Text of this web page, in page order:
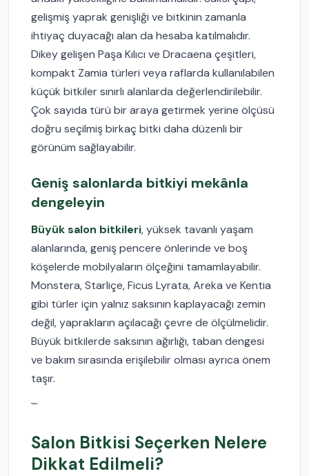
gelişmiş yaprak genişliği ve bitkinin zamanla
ihtiyaç duyacağı alan da hesaba katılmalıdır.
Dikey gelişen Paşa Kılıcı ve Dracaena çeşitleri,
kompakt Zamia türleri veya raflarda kullanılabilen
küçük bitkiler sınırlı alanlarda değerlendirilebilir.
Çok sayıda türü bir araya getirmek yerine ölçüsü
doğru seçilmiş birkaç bitki daha düzenli bir
görünüm sağlayabilir.
Geniş salonlarda bitkiyi mekânla
dengeleyin
Büyük salon bitkileri, yüksek tavanlı yaşam
alanlarında, geniş pencere önlerinde ve boş
köşelerde mobilyaların ölçeğini tamamlayabilir.
Monstera, Starliçe, Ficus Lyrata, Areka ve Kentia
gibi türler için yalnız saksının kaplayacağı zemin
değil, yaprakların açılacağı çevre de ölçülmelidir.
Büyük bitkilerde saksının ağırlığı, taban dengesi
ve bakım sırasında erişilebilir olması ayrıca önem
taşır.
```
Salon Bitkisi Seçerken Nelere
Dikkat Edilmeli?